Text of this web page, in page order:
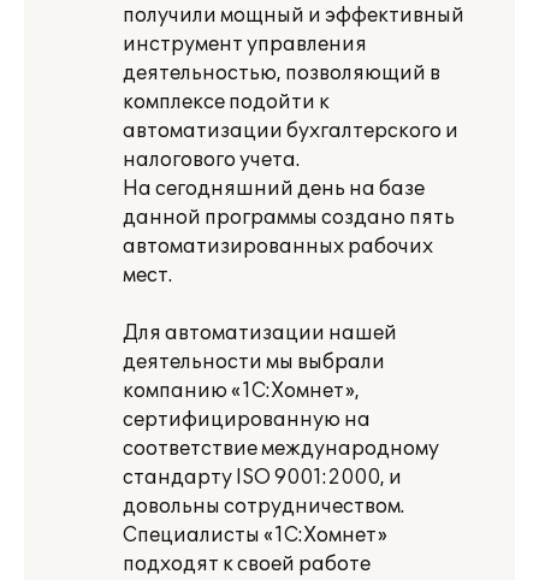
получили мощный и эффективный
инструмент управления
деятельностью, позволяющий в
комплексе подойти к
автоматизации бухгалтерского и
налогового учета.
На сегодняшний день на базе
данной программы создано пять
автоматизированных рабочих
мест.
Для автоматизации нашей
деятельности мы выбрали
компанию «1С:Хомнет»,
сертифицированную на
соответствие международному
стандарту ISO 9001:2000, и
довольны сотрудничеством.
Специалисты «1С:Хомнет»
подходят к своей работе